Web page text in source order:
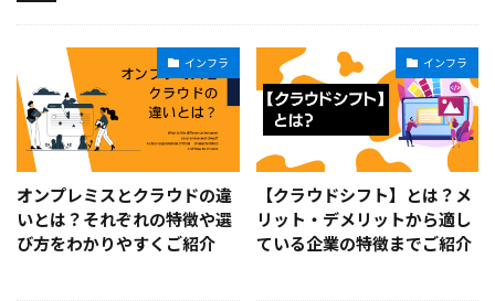
最新IT導入事例
インフラ
オンプレミスとクラウドの違
いとは？それぞれの特徴や選
び方をわかりやすくご紹介
インフラ
【クラウドシフト】とは？メ
リット・デメリットから適し
ている企業の特徴までご紹介